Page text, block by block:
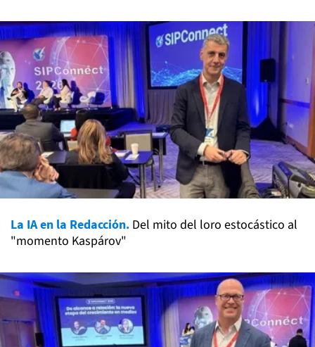
La IA en la Redacción. Del mito del loro estocástico al
"momento Kaspárov"